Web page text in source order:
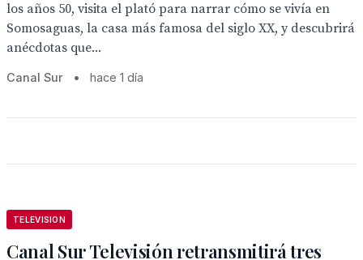
los años 50, visita el plató para narrar cómo se vivía en
Somosaguas, la casa más famosa del siglo XX, y descubrirá
anécdotas que...
Canal Sur • hace 1 día
TELEVISION
Canal Sur Televisión retransmitirá tres